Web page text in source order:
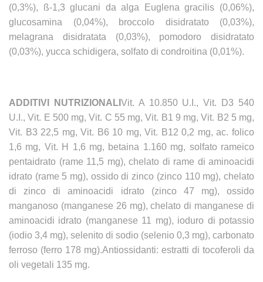
(0,3%), ß-1,3 glucani da alga Euglena gracilis (0,06%),
glucosamina (0,04%), broccolo disidratato (0,03%),
melagrana disidratata (0,03%), pomodoro disidratato
(0,03%), yucca schidigera, solfato di condroitina (0,01%).
ADDITIVI NUTRIZIONALI Vit. A 10.850 U.I., Vit. D3 540
U.I., Vit. E 500 mg, Vit. C 55 mg, Vit. B1 9 mg, Vit. B2 5 mg,
Vit. B3 22,5 mg, Vit. B6 10 mg, Vit. B12 0,2 mg, ac. folico
1,6 mg, Vit. H 1,6 mg, betaina 1.160 mg, solfato rameico
pentaidrato (rame 11,5 mg), chelato di rame di aminoacidi
idrato (rame 5 mg), ossido di zinco (zinco 110 mg), chelato
di zinco di aminoacidi idrato (zinco 47 mg), ossido
manganoso (manganese 26 mg), chelato di manganese di
aminoacidi idrato (manganese 11 mg), ioduro di potassio
(iodio 3,4 mg), selenito di sodio (selenio 0,3 mg), carbonato
ferroso (ferro 178 mg).Antiossidanti: estratti di tocoferoli da
oli vegetali 135 mg.